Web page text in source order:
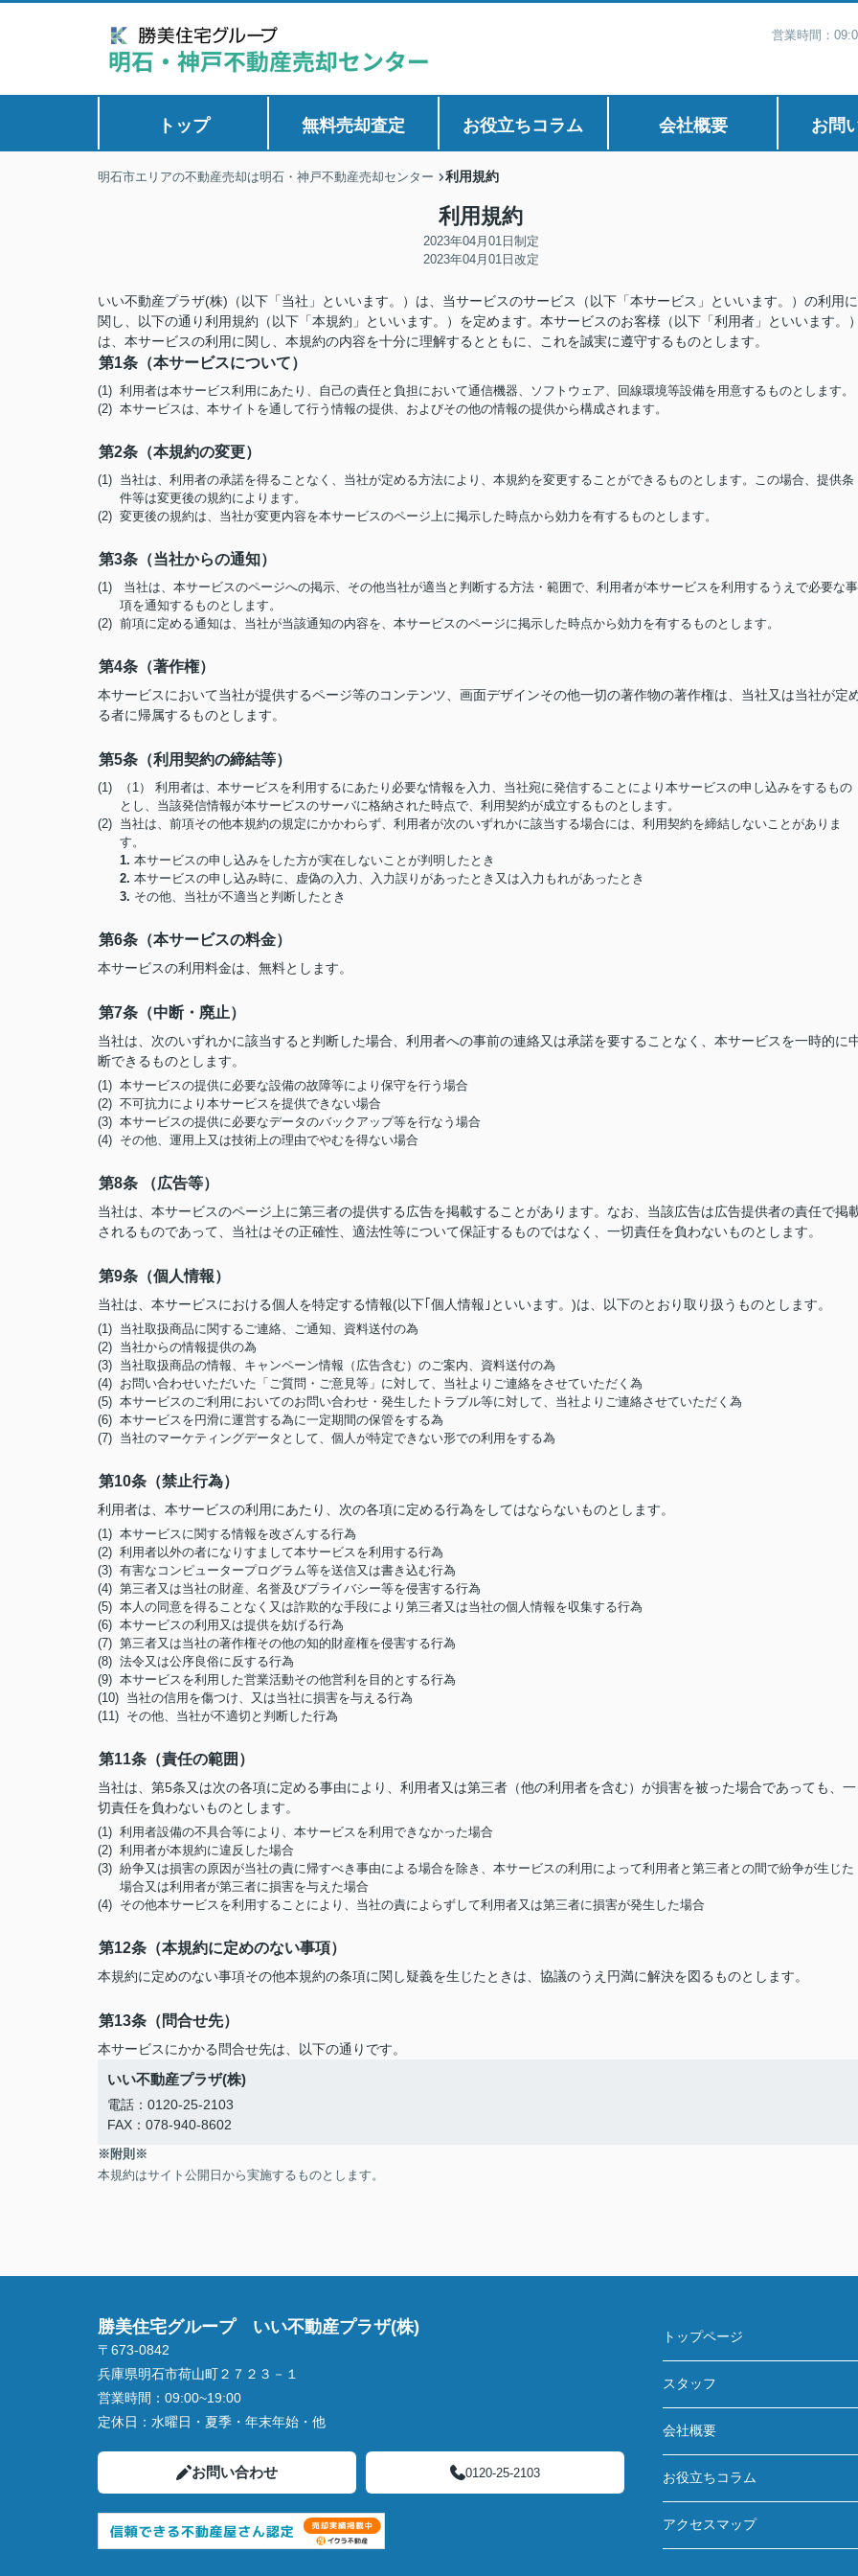
営業時間：
トップ 無料売却査定 お役立ちコラム 会社概要 お問
明石市エリアの不動産売却は明石・神戸不動産売却センター 利用規約
利用規約
2023年04月01日制定
2023年04月01日改定
いい不動産プラザ(株)（以下「当社」といいます。）は、当サービスのサービス（以下「本サービス」といいます。）の利用に
関し、以下の通り利用規約（以下「本規約」といいます。）を定めます。本サービスのお客様（以下「利用者」といいます。
は、本サービスの利用に関し、本規約の内容を十分に理解するとともに、これを誠実に遵守するものとします。
第1条（本サービスについて）
(1) 利用者は本サービス利用にあたり、自己の責任と負担において通信機器、ソフトウェア、回線環境等設備を用意するものとします。
(2) 本サービスは、本サイトを通して行う情報の提供、およびその他の情報の提供から構成されます。
第2条（本規約の変更）
(1) 当社は、利用者の承諾を得ることなく、当社が定める方法により、本規約を変更することができるものとします。この場合、提供条
件等は変更後の規約によります。
(2) 変更後の規約は、当社が変更内容を本サービスのページ上に掲示した時点から効力を有するものとします。
第3条（当社からの通知）
(1) 当社は、本サービスのページへの掲示、その他当社が適当と判断する方法・範囲で、利用者が本サービスを利用するうえで必要な事
項を通知するものとします。
(2) 前項に定める通知は、当社が当該通知の内容を、本サービスのページに掲示した時点から効力を有するものとします。
第4条（著作権）
本サービスにおいて当社が提供するページ等のコンテンツ、画面デザインその他一切の著作物の著作権は、当社又は当社が定
る者に帰属するものとします。
第5条（利用契約の締結等）
(1) （1） 利用者は、本サービスを利用するにあたり必要な情報を入力、当社宛に発信することにより本サービスの申し込みをするもの
とし、当該発信情報が本サービスのサーバに格納された時点で、利用契約が成立するものとします。
(2) 当社は、前項その他本規約の規定にかかわらず、利用者が次のいずれかに該当する場合には、利用契約を締結しないことがありま
す。
1. 本サービスの申し込みをした方が実在しないことが判明したとき
2. 本サービスの申し込み時に、虚偽の入力、入力誤りがあったとき又は入力もれがあったとき
3. その他、当社が不適当と判断したとき
第6条（本サービスの料金）
本サービスの利用料金は、無料とします。
第7条（中断・廃止）
当社は、次のいずれかに該当すると判断した場合、利用者への事前の連絡又は承諾を要することなく、本サービスを一時的に
断できるものとします。
(1) 本サービスの提供に必要な設備の故障等により保守を行う場合
(2) 不可抗力により本サービスを提供できない場合
(3) 本サービスの提供に必要なデータのバックアップ等を行なう場合
(4) その他、運用上又は技術上の理由でやむを得ない場合
第8条 （広告等）
当社は、本サービスのページ上に第三者の提供する広告を掲載することがあります。なお、当該広告は広告提供者の責任で掲
されるものであって、当社はその正確性、適法性等について保証するものではなく、一切責任を負わないものとします。
第9条（個人情報）
当社は、本サービスにおける個人を特定する情報(以下｢個人情報｣といいます。)は、以下のとおり取り扱うものとします。
(1) 当社取扱商品に関するご連絡、ご通知、資料送付の為
(2) 当社からの情報提供の為
(3) 当社取扱商品の情報、キャンペーン情報（広告含む）のご案内、資料送付の為
(4) お問い合わせいただいた「ご質問・ご意見等」に対して、当社よりご連絡をさせていただく為
(5) 本サービスのご利用においてのお問い合わせ・発生したトラブル等に対して、当社よりご連絡させていただく為
(6) 本サービスを円滑に運営する為に一定期間の保管をする為
(7) 当社のマーケティングデータとして、個人が特定できない形での利用をする為
第10条（禁止行為）
利用者は、本サービスの利用にあたり、次の各項に定める行為をしてはならないものとします。
(1) 本サービスに関する情報を改ざんする行為
(2) 利用者以外の者になりすまして本サービスを利用する行為
(3) 有害なコンピュータープログラム等を送信又は書き込む行為
(4) 第三者又は当社の財産、名誉及びプライバシー等を侵害する行為
(5) 本人の同意を得ることなく又は詐欺的な手段により第三者又は当社の個人情報を収集する行為
(6) 本サービスの利用又は提供を妨げる行為
(7) 第三者又は当社の著作権その他の知的財産権を侵害する行為
(8) 法令又は公序良俗に反する行為
(9) 本サービスを利用した営業活動その他営利を目的とする行為
(10) 当社の信用を傷つけ、又は当社に損害を与える行為
(11) その他、当社が不適切と判断した行為
第11条（責任の範囲）
当社は、第5条又は次の各項に定める事由により、利用者又は第三者（他の利用者を含む）が損害を被った場合であっても、一
切責任を負わないものとします。
(1) 利用者設備の不具合等により、本サービスを利用できなかった場合
(2) 利用者が本規約に違反した場合
(3) 紛争又は損害の原因が当社の責に帰すべき事由による場合を除き、本サービスの利用によって利用者と第三者との間で紛争が生じた
場合又は利用者が第三者に損害を与えた場合
(4) その他本サービスを利用することにより、当社の責によらずして利用者又は第三者に損害が発生した場合
第12条（本規約に定めのない事項）
本規約に定めのない事項その他本規約の条項に関し疑義を生じたときは、協議のうえ円満に解決を図るものとします。
第13条（問合せ先）
本サービスにかかる問合せ先は、以下の通りです。
いい不動産プラザ(株)
電話：0120-25-2103
FAX：078-940-8602
※附則※
本規約はサイト公開日から実施するものとします。
勝美住宅グループ いい不動産プラザ(株)
〒673-0842
兵庫県明石市荷山町２７２３－１
営業時間： 09:00~19:00
定休日： 水曜日・夏季・年末年始・他
お問い合わせ 0120-25-2103
トップページ
スタッフ
会社概要
お役立ちコラム
アクセスマップ